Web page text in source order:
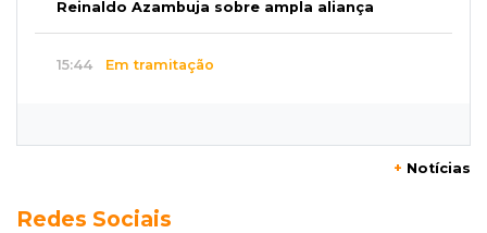
Reinaldo Azambuja sobre ampla aliança
15:44 Em tramitação
Caminhão envolvido em acidente com 4
+ Notícias
Redes Sociais